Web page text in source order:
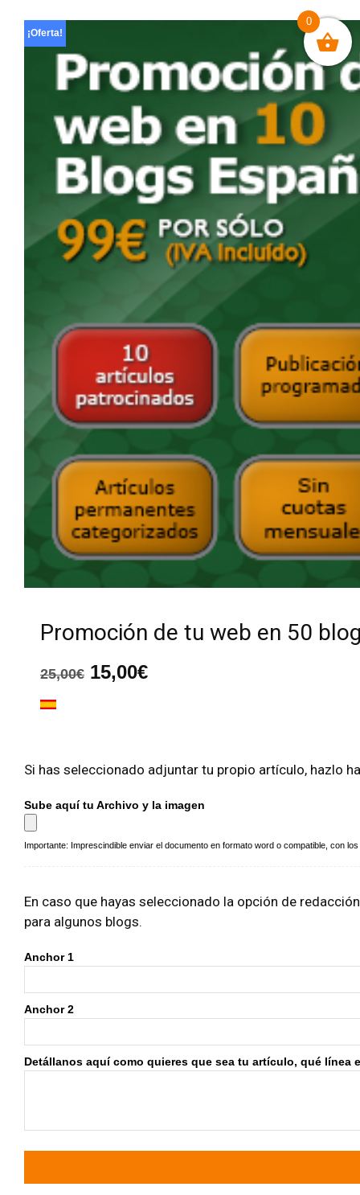
¡Oferta!
Promoción de tu web en 50
25,00€ El
precio
15,00€El
Si has seleccionado adjuntar tu propio artículo, hazlo
Sube aquí tu Archivo y la imagen
Importante: Imprescindible enviar el documento en formato word o compatible, con
En caso que hayas seleccionado la opción de
para algunos blogs.
Anchor 1
Anchor 2
Detállanos aquí como quieres que sea tu artículo, qué línea
0